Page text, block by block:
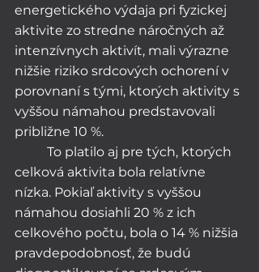
energetického výdaja pri fyzickej
aktivite zo stredne náročných až
intenzívnych aktivít, mali výrazne
nižšie riziko srdcových ochorení v
porovnaní s tými, ktorých aktivity s
vyššou námahou predstavovali
približne 10 %.
celková aktivita bola relatívne
nízka. Pokiaľ aktivity s vyššou
námahou dosiahli 20 % z ich
celkového počtu, bola o 14 % nižšia
pravdepodobnosť, že budú